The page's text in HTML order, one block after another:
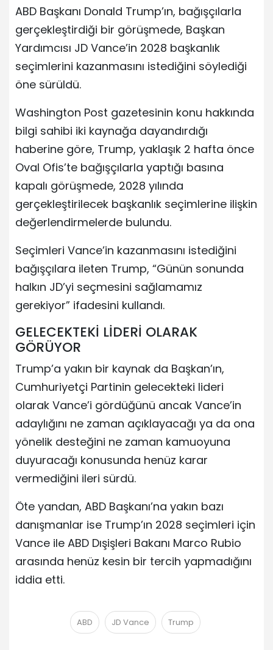
ABD Başkanı Donald Trump’ın, bağışçılarla
gerçekleştirdiği bir görüşmede, Başkan
Yardımcısı JD Vance’in 2028 başkanlık
seçimlerini kazanmasını istediğini söylediği
öne sürüldü.
Washington Post gazetesinin konu hakkında
bilgi sahibi iki kaynağa dayandırdığı
haberine göre, Trump, yaklaşık 2 hafta önce
Oval Ofis’te bağışçılarla yaptığı basına
kapalı görüşmede, 2028 yılında
gerçekleştirilecek başkanlık seçimlerine ilişkin
değerlendirmelerde bulundu.
Seçimleri Vance’in kazanmasını istediğini
bağışçılara ileten Trump, “Günün sonunda
halkın JD’yi seçmesini sağlamamız
gerekiyor” ifadesini kullandı.
GELECEKTEKİ LİDERİ OLARAK
GÖRÜYOR
Trump’a yakın bir kaynak da Başkan’ın,
Cumhuriyetçi Partinin gelecekteki lideri
olarak Vance’i gördüğünü ancak Vance’in
adaylığını ne zaman açıklayacağı ya da ona
yönelik desteğini ne zaman kamuoyuna
duyuracağı konusunda henüz karar
vermediğini ileri sürdü.
Öte yandan, ABD Başkanı’na yakın bazı
danışmanlar ise Trump’ın 2028 seçimleri için
Vance ile ABD Dışişleri Bakanı Marco Rubio
arasında henüz kesin bir tercih yapmadığını
iddia etti.
ABD JD Vance Trump